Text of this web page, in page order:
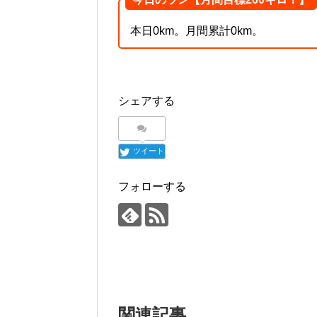
本日0km。月間累計0km。
シェアする
ツイート
フォローする